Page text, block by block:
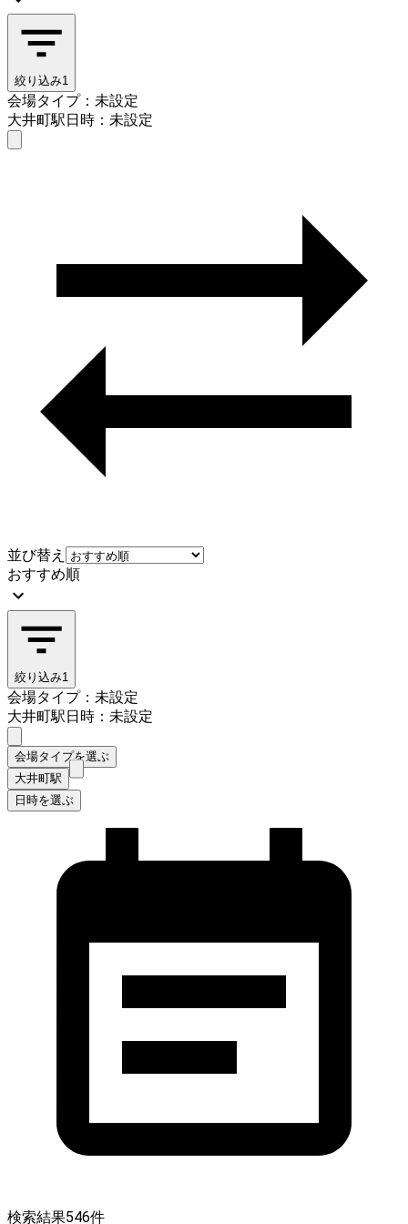
絞り込み1
会場タイプ：未設定
大井町駅日時：未設定
並び替え
おすすめ順
絞り込み1
会場タイプ：未設定
大井町駅日時：未設定
会場タイプを選ぶ
大井町駅
日時を選ぶ
検索結果546件